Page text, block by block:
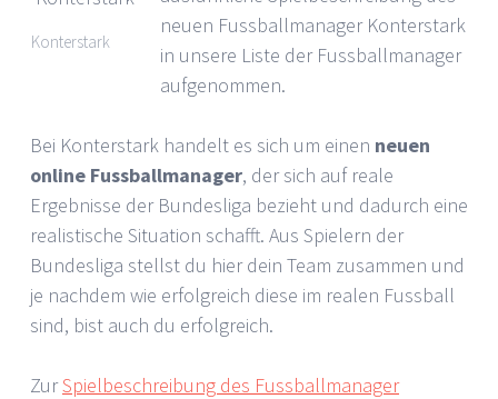
Konterstark
neuen Fussballmanager Konterstark
in unsere Liste der Fussballmanager
aufgenommen.
Bei Konterstark handelt es sich um einen neuen
online Fussballmanager, der sich auf reale
Ergebnisse der Bundesliga bezieht und dadurch eine
realistische Situation schafft. Aus Spielern der
Bundesliga stellst du hier dein Team zusammen und
je nachdem wie erfolgreich diese im realen Fussball
sind, bist auch du erfolgreich.
ZurSpielbeschreibung des Fussballmanager